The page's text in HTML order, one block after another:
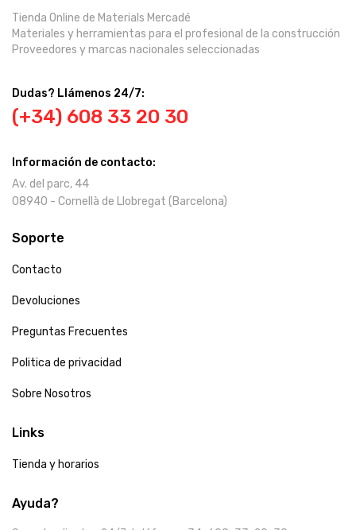
Tienda Online de Materials Mercadé
Materiales y herramientas para el profesional de la construcción
Proveedores y marcas nacionales seleccionadas
Dudas? Llámenos 24/7:
(+34) 608 33 20 30
Información de contacto:
Av. del parc, 44
08940 - Cornellà de Llobregat (Barcelona)
Soporte
Contacto
Devoluciones
Preguntas Frecuentes
Politica de privacidad
Sobre Nosotros
Links
Tienda y horarios
Ayuda?